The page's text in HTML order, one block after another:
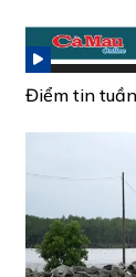
Điểm tin